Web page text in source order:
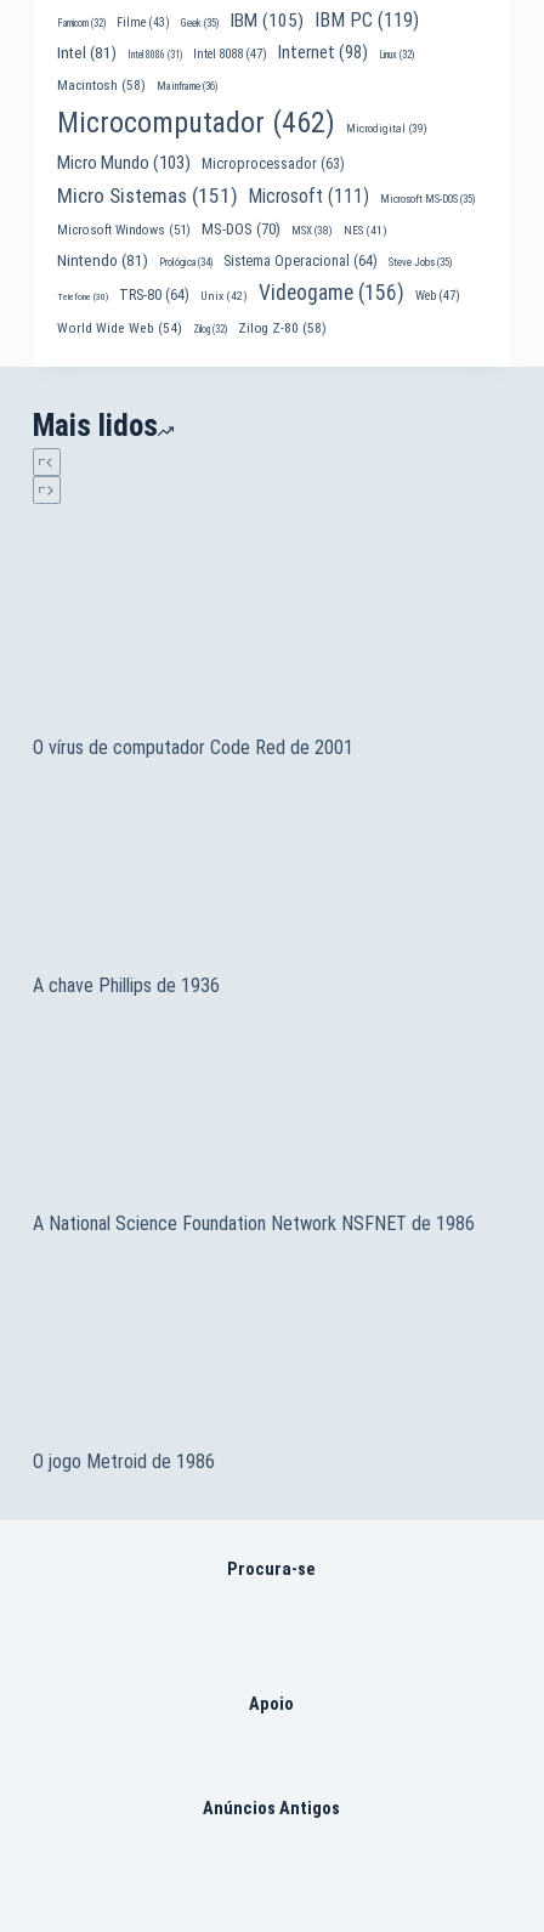
Famicom(32) Filme(43) Geek(35) IBM (105) IBM PC (119)
Intel (81) Intel 8086 (31) Intel 8088(47) Internet (98) Linux(32)
Macintosh (58) Mainframe(36)
Microcomputador (462) Microdigital (39)
Micro Mundo (103) Microprocessador(63)
Micro Sistemas (151) Microsoft (111) Microsoft MS-DOS(35)
Microsoft Windows (51) MS-DOS (70) MSX(38) NES(41)
Nintendo (81) Prológica(34) Sistema Operacional (64) Steve Jobs(35)
Telefone (30) TRS-80(64) Unix(42) Videogame(156) Web(47)
World Wide Web (54) Zilog(32) Zilog Z-80 (58)
Mais lidos
O vírus de computador Code Red de 2001
A chave Phillips de 1936
A National Science Foundation Network NSFNET de 1986
O jogo Metroid de 1986
Procura-se
Apoio
Anúncios Antigos